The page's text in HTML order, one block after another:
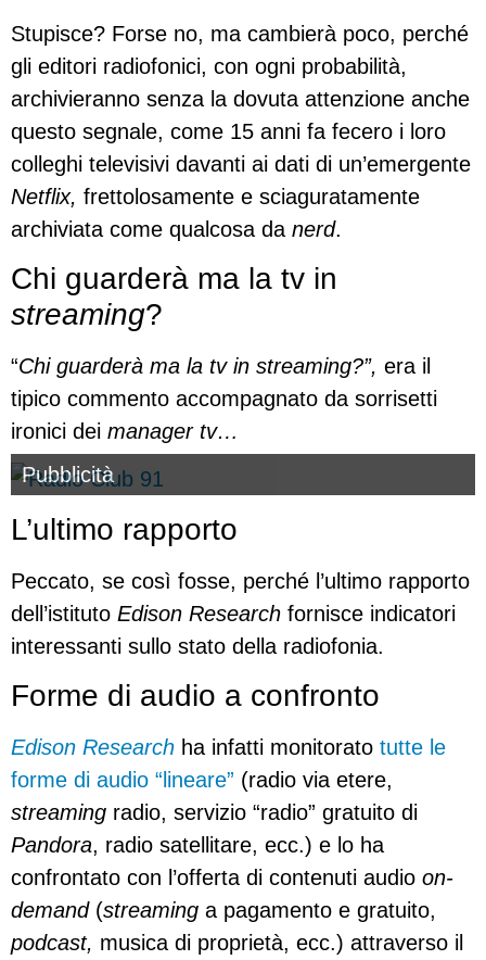
Stupisce? Forse no, ma cambierà poco, perché
gli editori radiofonici, con ogni probabilità,
archivieranno senza la dovuta attenzione anche
questo segnale, come 15 anni fa fecero i loro
colleghi televisivi davanti ai dati di un’emergente
Netflix, frettolosamente e sciaguratamente
archiviata come qualcosa da nerd.
Chi guarderà ma la tv in
streaming?
“Chi guarderà ma la tv in streaming?”, era il
tipico commento accompagnato da sorrisetti
ironici dei manager tv…
Pubblicità
L’ultimo rapporto
Peccato, se così fosse, perché l’ultimo rapporto
dell’istituto Edison Research fornisce indicatori
interessanti sullo stato della radiofonia.
Forme di audio a confronto
Edison Research ha infatti monitorato tutte le
forme di audio “lineare” (radio via etere,
streaming radio, servizio “radio” gratuito di
Pandora, radio satellitare, ecc.) e lo ha
confrontato con l’offerta di contenuti audio on-
demand(streaming a pagamento e gratuito,
podcast, musica di proprietà, ecc.) attraverso il